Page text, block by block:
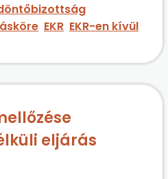
EKR EKR-en kívül
eljárás